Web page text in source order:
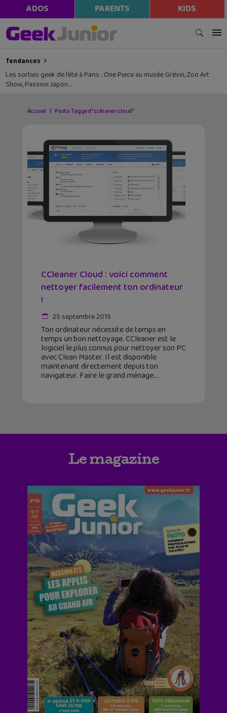
ADOS PARENTS KIDS
Tendances
Les sorties geek de l’été à Paris : One Piece au musée Grévin, Zoo Art
Show, Passion Japon…
Accueil Posts Tagged "ccleaner cloud"
CCleaner Cloud : voici comment
nettoyer facilement ton ordinateur
!
25 septembre 2015
Ton ordinateur nécessite de temps en
temps un bon nettoyage. CCleaner est le
logiciel le plus connus pour nettoyer son PC
avec Clean Master. Il est disponible
maintenant directement depuis ton
navigateur. Faire le grand ménage
Le magazine